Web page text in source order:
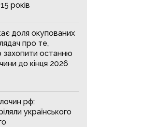
років
доля окупованих
про те,
захопити останню
до кінця 2026
рф:
українського